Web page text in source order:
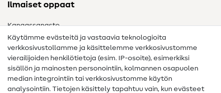
Ilmaiset oppaat
Kangassanasto
Ompelusanasto
Ompeluohjeet
Apua ja yhteystiedot
Käytämme evästeitä ja vastaavia teknologioita
verkkosivustollamme ja käsittelemme verkkosivustomme
vierailijoiden henkilötietoja (esim. IP-osoite), esimerkiksi
sisällön ja mainosten personointiin, kolmannen osapuolen
median integrointiin tai verkkosivustomme käytön
analysointiin. Tietojen käsittely tapahtuu vain, kun evästeet